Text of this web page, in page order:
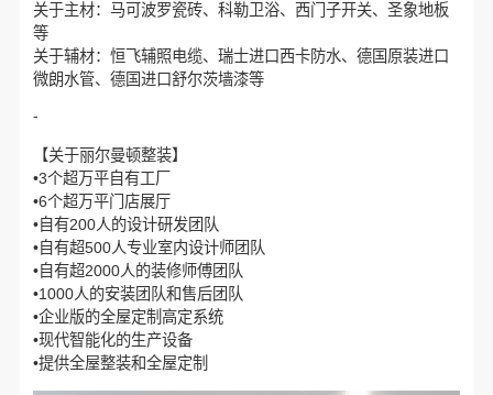
关于主材：马可波罗瓷砖、科勒卫浴、西门子开关、圣象地板
等
关于辅材：恒飞辅照电缆、瑞士进口西卡防水、德国原装进口
微朗水管、德国进口舒尔茨墙漆等
-
【关于丽尔曼顿整装】
•3个超万平自有工厂
•6个超万平门店展厅
•自有200人的设计研发团队
•自有超500人专业室内设计师团队
•自有超2000人的装修师傅团队
•1000人的安装团队和售后团队
•企业版的全屋定制高定系统
•现代智能化的生产设备
•提供全屋整装和全屋定制